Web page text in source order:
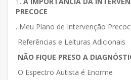
PRECOCE
. Meu Plano de Intervenção
Referências e Leituras Adicionais
NÃO FIQUE PRESO A
O Espectro Autista é Enorme